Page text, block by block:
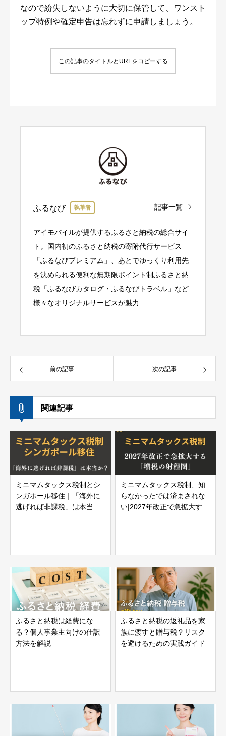
なので紛失しないように大切に保管して、ワンスト
ップ特例や確定申告は忘れずに申請しましょう。
この記事のタイトルとURLをコピーする
ふるなび 執筆者 記事一覧
アイモバイルが提供するふるさと納税の総合サイ
ト。国内初のふるさと納税の寄附代行サービス
「ふるなびプレミアム」、あとでゆっくり利用先
を決められる便利な無期限ポイント制ふるさと納
税「ふるなびカタログ・ふるなびトラベル」など
様々なオリジナルサービスが魅力
前の記事 次の記事
関連記事
ミニマムタックス税制とシ
ンガポール移住｜「海外に
逃げれば非課税」は本当
ミニマムタックス税制、知
らなかったでは済まされな
い|2027年改正で急拡大する
ふるさと納税は経費にな
る？個人事業主向けの仕訳
方法を解説
ふるさと納税の返礼品を家
族に渡すと贈与税？リスク
を避けるための実践ガイド